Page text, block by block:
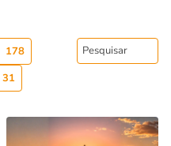
178
31